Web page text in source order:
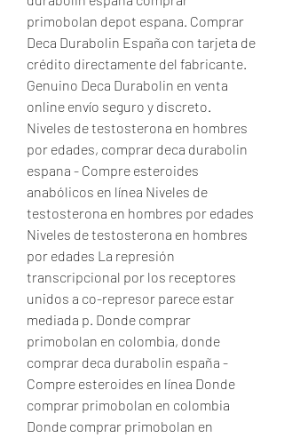
primobolan depot espana. Comprar
Deca Durabolin España con tarjeta de
crédito directamente del fabricante.
Genuino Deca Durabolin en venta
online envío seguro y discreto.
Niveles de testosterona en hombres
por edades, comprar deca durabolin
espana - Compre esteroides
anabólicos en línea Niveles de
testosterona en hombres por edades
Niveles de testosterona en hombres
por edades La represión
transcripcional por los receptores
unidos a co-represor parece estar
mediada p. Donde comprar
primobolan en colombia, donde
comprar deca durabolin españa -
Compre esteroides en línea Donde
comprar primobolan en colombia
Donde comprar primobolan en